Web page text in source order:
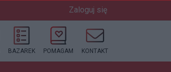
Zaloguj się
BAZAREK POMAGAM KONTAKT